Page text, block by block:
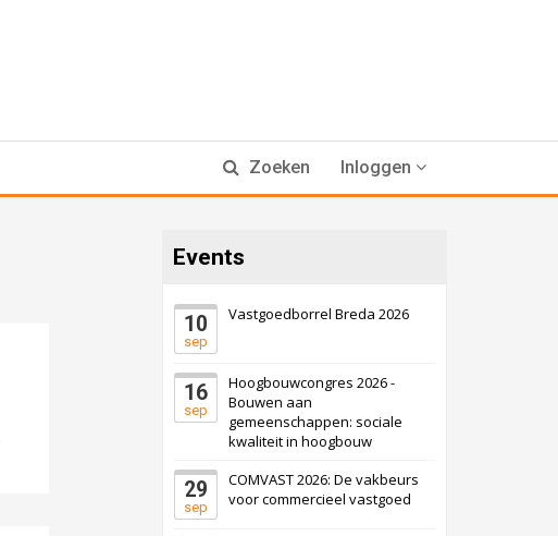
Zoeken Inloggen
Events
10
sep
Vastgoedborrel Breda 2026
16
sep
Hoogbouwcongres 2026 -
Bouwen aan
gemeenschappen: sociale
kwaliteit in hoogbouw
29
sep
COMVAST 2026: De vakbeurs
voor commercieel vastgoed